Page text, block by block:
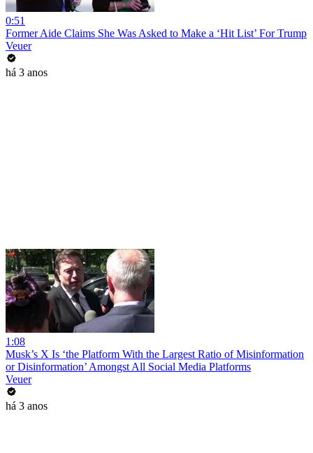
0:51
Former Aide Claims She Was Asked to Make a ‘Hit List’ For Trump
Veuer
há 3 anos
1:08
Musk’s X Is ‘the Platform With the Largest Ratio of Misinformation
or Disinformation’ Amongst All Social Media Platforms
Veuer
há 3 anos